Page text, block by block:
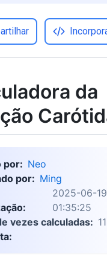
da
por: Neo
por: Ming
2025-06-19
01:35:25
vezes calculadas: